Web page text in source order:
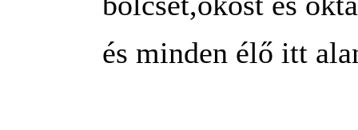
és minden élő itt